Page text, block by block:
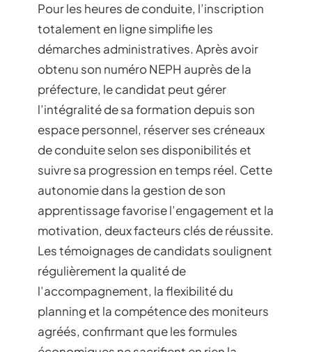
Pour les heures de conduite, l’inscription
totalement en ligne simplifie les
démarches administratives. Après avoir
obtenu son numéro NEPH auprès de la
préfecture, le candidat peut gérer
l’intégralité de sa formation depuis son
espace personnel, réserver ses créneaux
de conduite selon ses disponibilités et
suivre sa progression en temps réel. Cette
autonomie dans la gestion de son
apprentissage favorise l’engagement et la
motivation, deux facteurs clés de réussite.
Les témoignages de candidats soulignent
régulièrement la qualité de
l’accompagnement, la flexibilité du
planning et la compétence des moniteurs
agréés, confirmant que les formules